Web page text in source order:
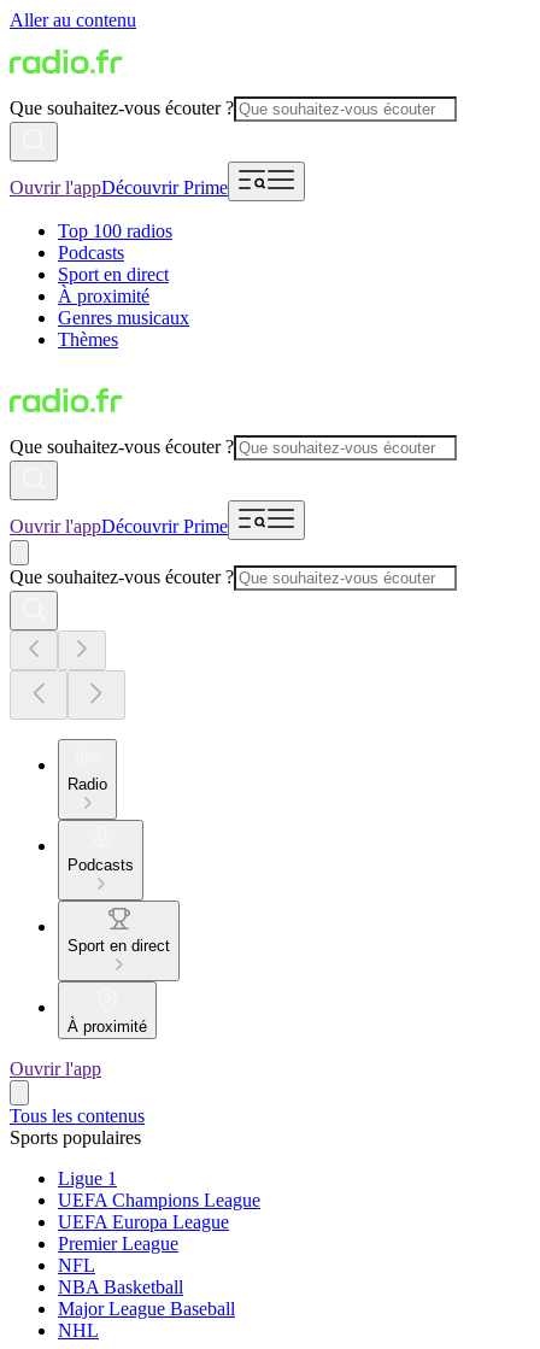
Aller au contenu
Que souhaitez-vous écouter ?
Ouvrir l'appDécouvrir Prime
Top 100 radios
Podcasts
Sport en direct
À proximité
Genres musicaux
Thèmes
Que souhaitez-vous écouter ?
Ouvrir l'appDécouvrir Prime
Que souhaitez-vous écouter ?
Radio
Podcasts
Sport en direct
À proximité
Ouvrir l'app
Tous les contenus
Sports populaires
Ligue 1
UEFA Champions League
UEFA Europa League
Premier League
NFL
NBA Basketball
Major League Baseball
NHL